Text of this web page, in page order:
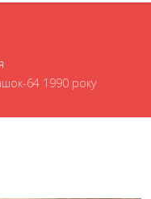
64 1990 року